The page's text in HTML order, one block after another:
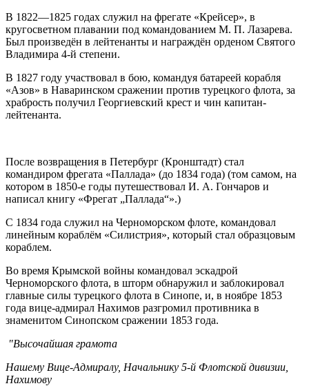
В 1822—1825 годах служил на фрегате «Крейсер», в
кругосветном плавании под командованием М. П. Лазарева.
Был произведён в лейтенанты и награждён орденом Святого
Владимира 4-й степени.
В 1827 году участвовал в бою, командуя батареей корабля
«Азов» в Наваринском сражении против турецкого флота, за
храбрость получил Георгиевский крест и чин капитан-
лейтенанта.
После возвращения в Петербург (Кронштадт) стал
командиром фрегата «Паллада» (до 1834 года) (том самом, на
котором в 1850-е годы путешествовал И. А. Гончаров и
написал книгу «Фрегат „Паллада“».)
С 1834 года служил на Черноморском флоте, командовал
линейным кораблём «Силистрия», который стал образцовым
кораблем.
Во время Крымской войны командовал эскадрой
Черноморского флота, в шторм обнаружил и заблокировал
главные силы турецкого флота в Синопе, и, в ноябре 1853
года вице-адмирал Нахимов разгромил противника в
знаменитом Синопском сражении 1853 года.
"Высочайшая грамота
Нашему Вице-Адмиралу, Начальнику 5-й Флотской дивизии,
Нахимову